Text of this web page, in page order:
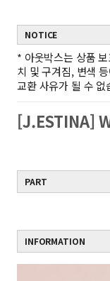
NOTICE
* 아웃박스는 상품
치 및 구겨짐, 변색
교환 사유가 될 수 없
[J.ESTINA]
PART
INFORMATION